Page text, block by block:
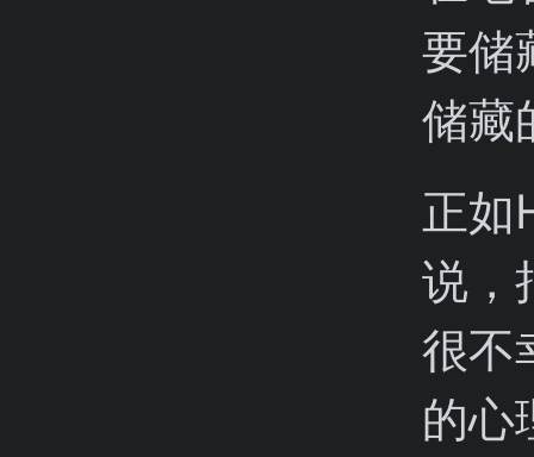
要储
储藏
正如
说，
很不
的心